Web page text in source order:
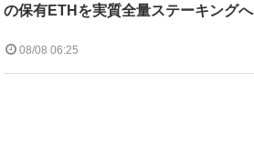
の保有ETHを実質全量ステーキングへ
08/08 06:25